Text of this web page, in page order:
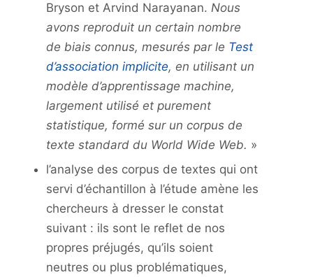
Bryson et Arvind Narayanan. Nous
avons reproduit un certain nombre
de biaisconnus, mesurés par le Test
d’association implicite, en utilisant un
modèle d’apprentissage machine,
largement utilisé et purement
statistique, formé sur un corpus de
texte standard du World Wide Web. »
l’analyse des corpus de textes qui ont
servi d’échantillon à l’étude amène les
chercheurs à dresser le constat
suivant : ils sont le reflet de nos
propres préjugés, qu’ils soient
neutres ou plus problématiques,